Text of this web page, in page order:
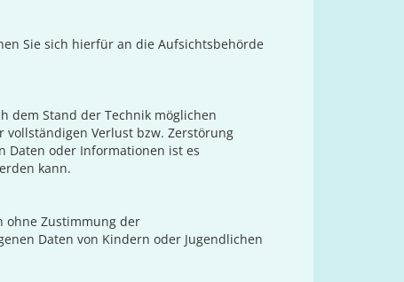
Sie sich hierfür an die Aufsichtsbehörde
dem Stand der Technik möglichen
Verlust bzw. Zerstörung
Daten oder Informationen ist es
kann.
ohne Zustimmung der
Daten von Kindern oder Jugendlichen